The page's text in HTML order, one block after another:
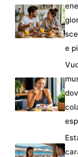
e